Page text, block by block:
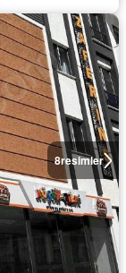
8resimler